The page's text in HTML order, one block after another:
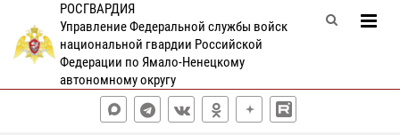
РОСГВАРДИЯ
Управление Федеральной службы войск
национальной гвардии Российской
Федерации по Ямало-Ненецкому
автономному округу